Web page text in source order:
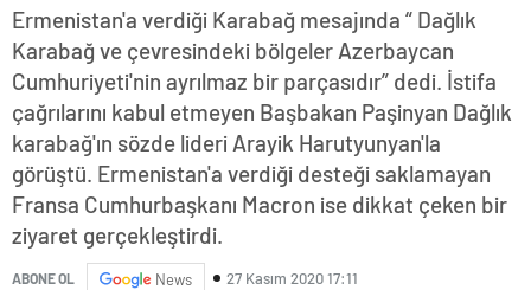
Ermenistan'a verdiği Karabağ mesajında “ Dağlık
Karabağ ve çevresindeki bölgeler Azerbaycan
Cumhuriyeti'nin ayrılmaz bir parçasıdır” dedi. İstifa
çağrılarını kabul etmeyen Başbakan Paşinyan Dağlık
karabağ'ın sözde lideri Arayik Harutyunyan'la
görüştü. Ermenistan'a verdiği desteği saklamayan
Fransa Cumhurbaşkanı Macron ise dikkat çeken bir
ziyaret gerçekleştirdi.
ABONE OL News 27 Kasım 2020 17:11